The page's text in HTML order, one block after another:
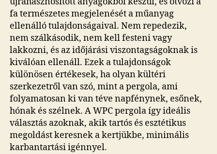
fa természetes megjelenését a műanyag
ellenálló tulajdonságaival. Nem repedezik,
nem szálkásodik, nem kell festeni vagy
lakkozni, és az időjárási viszontagságoknak is
kiválóan ellenáll. Ezek a tulajdonságok
különösen értékesek, ha olyan kültéri
szerkezetről van szó, mint a pergola, ami
folyamatosan ki van téve napfénynek, esőnek,
hónak és szélnek. A WPC pergola így ideális
választás azoknak, akik tartós és esztétikus
megoldást keresnek a kertjükbe, minimális
karbantartási igénnyel.